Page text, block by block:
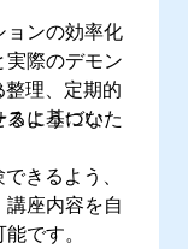
ョンの効率化
理、定期的
ようにな
際のデモン
。
に基づいた
きるよう、
座内容を自
です。